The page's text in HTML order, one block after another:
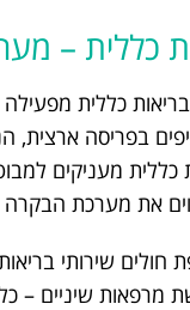
כללית –
בריאות כללית
כללית מעניקים
את מערכת
חולים שירותי
שיניים –